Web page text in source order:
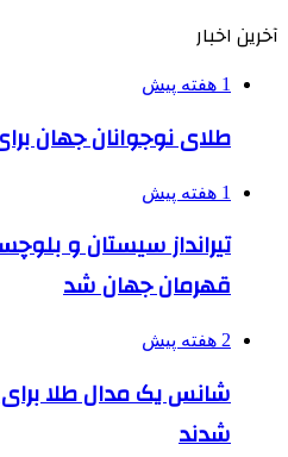
آخرین اخبار
1 هفته پیش
طلای نوجوانان جهان
1 هفته پیش
تیرانداز سیستان و
قهرمان جهان شد
2 هفته پیش
شدند